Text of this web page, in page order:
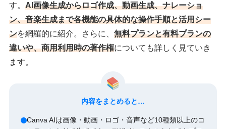
す。AI画像生成からロゴ作成、動画生成、ナレーショ
ン、音楽生成まで各機能の具体的な操作手順と活用シー
ンを網羅的に紹介。さらに、無料プランと有料プランの
違いや、商用利用時の著作権についても詳しく見ていき
ます。
内容をまとめると…
Canva AIは画像・動画・ロゴ・音声など10種類以上のコ